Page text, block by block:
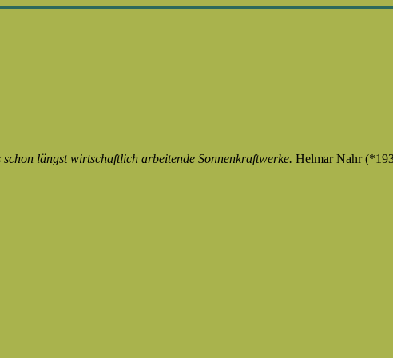
längst wirtschaftlich arbeitende Sonnenkraftwerke. Helmar Nahr